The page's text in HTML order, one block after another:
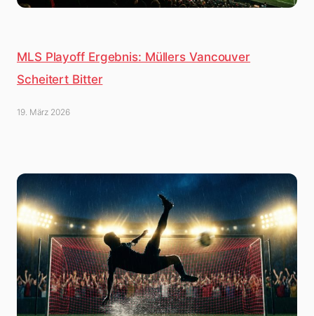
MLS Playoff Ergebnis: Müllers Vancouver
Scheitert Bitter
19. März 2026